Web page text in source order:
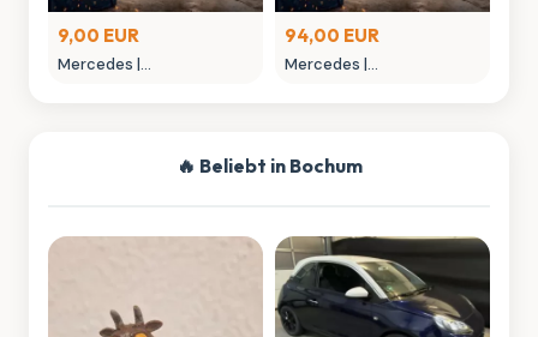
9,00 EUR
Mercedes |
94,00 EUR
Mercedes |
🔥 Beliebt in Bochum